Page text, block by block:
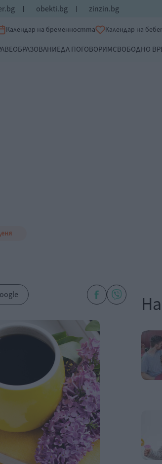
obekti.bg zinzin.bg
Календар на бременността Календар на
ОБРАЗОВАНИЕДА ПОГОВОРИМСВОБОДНО